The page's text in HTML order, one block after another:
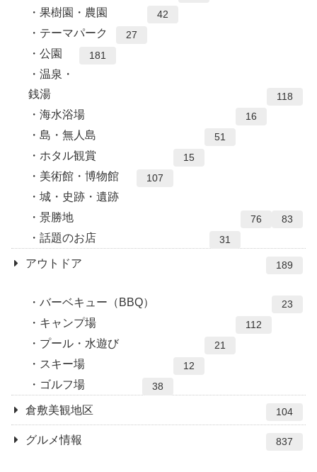
果樹園・農園 42
テーマパーク 27
公園 181
温泉・
銭湯
118
海水浴場 16
島・無人島 51
ホタル観賞 15
美術館・博物館 107
城・史跡・遺跡
83
景勝地 76
話題のお店 31
アウトドア 189
バーベキュー（BBQ） 23
キャンプ場 112
プール・水遊び 21
スキー場 12
ゴルフ場 38
倉敷美観地区 104
グルメ情報 837